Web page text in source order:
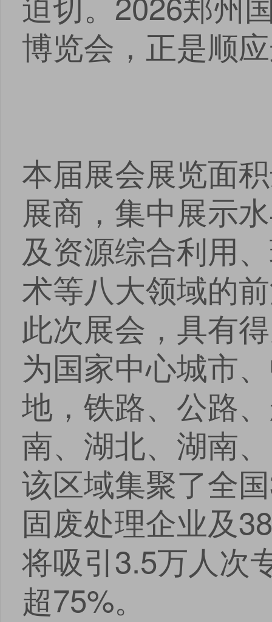
博览会，正是顺
本届展会展览面
展商，集中展示
及资源综合利用
术等八大领域的
此次展会，具有
为国家中心城市
地，铁路、公路
南、湖北、湖南
该区域集聚了全
固废处理企业及
将吸引3.5万人次
超75%。